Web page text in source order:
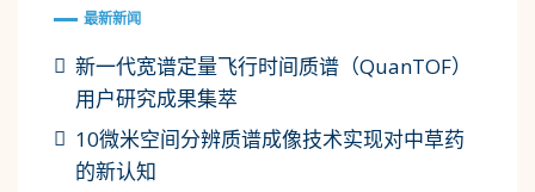
最新新闻
新一代宽谱定量飞行时间质谱（QuanTOF）
用户研究成果集萃
10微米空间分辨质谱成像技术实现对中草药
的新认知